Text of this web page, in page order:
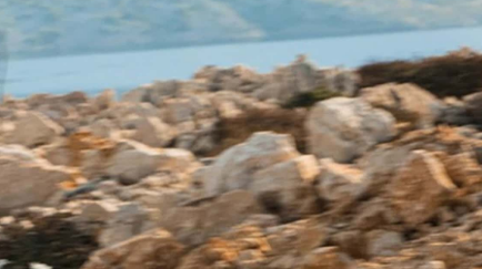
MULTISTRADA
Overview
V2
V2 S
V4
V4 S
V4 S Sport
OFF-ROAD
Desmo450 MX
Desmo250 MX
Desmo450 EDS
Desmo450 SM
Desmo450 MX Factory